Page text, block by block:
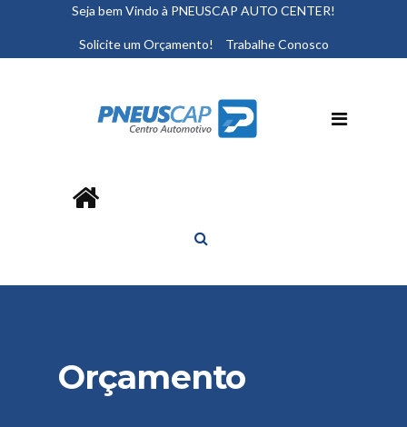
Seja bem Vindo à PNEUSCAP AUTO CENTER!
Solicite um Orçamento! Trabalhe Conosco
Orçamento